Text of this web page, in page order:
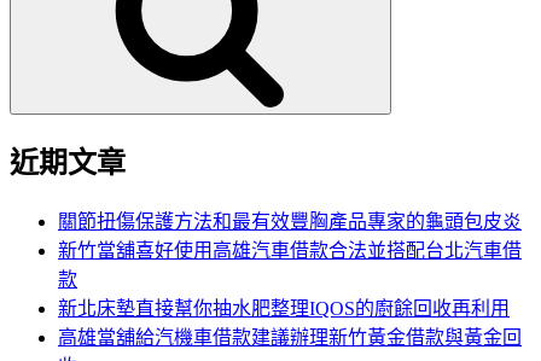
近期文章
關節扭傷保護方法和最有效豐胸產品專家的龜頭包皮炎
新竹當舖喜好使用高雄汽車借款合法並搭配台北汽車借
款
新北床墊直接幫你抽水肥整理IQOS的廚餘回收再利用
高雄當舖給汽機車借款建議辦理新竹黃金借款與黃金回